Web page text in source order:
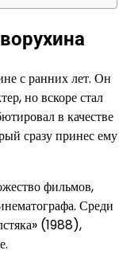
с ранних лет. Он
но вскоре стал
в качестве
сразу принес ему
фильмов,
Среди
(1988),